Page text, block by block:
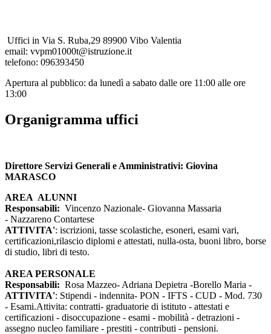
Uffici in Via S. Ruba,29 89900 Vibo Valentia
email: vvpm01000t@istruzione.it
telefono: 096393450
Apertura al pubblico: da lunedì a sabato dalle ore 11:00 alle ore
13:00
Organigramma uffici
Direttore Servizi Generali e Amministrativi: Giovina
MARASCO
AREA ALUNNI
Responsabili: Vincenzo Nazionale- Giovanna Massaria
- Nazzareno Contartese
ATTIVITA': iscrizioni, tasse scolastiche, esoneri, esami vari,
certificazioni,rilascio diplomi e attestati, nulla-osta, buoni libro, borse
di studio, libri di testo.
AREA PERSONALE
Responsabili: Rosa Mazzeo- Adriana Depietra -Borello Maria -
ATTIVITA': Stipendi - indennita- PON - IFTS - CUD - Mod. 730
- Esami.Attivita: contratti- graduatorie di istituto - attestati e
certificazioni - disoccupazione - esami - mobilità - detrazioni -
assegno nucleo familiare - prestiti - contributi - pensioni.